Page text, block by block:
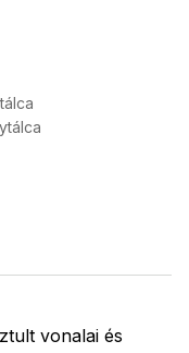
vonalai és